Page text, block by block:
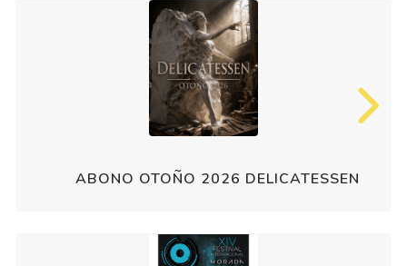
ABONO OTOÑO 2026 DELICATESSEN